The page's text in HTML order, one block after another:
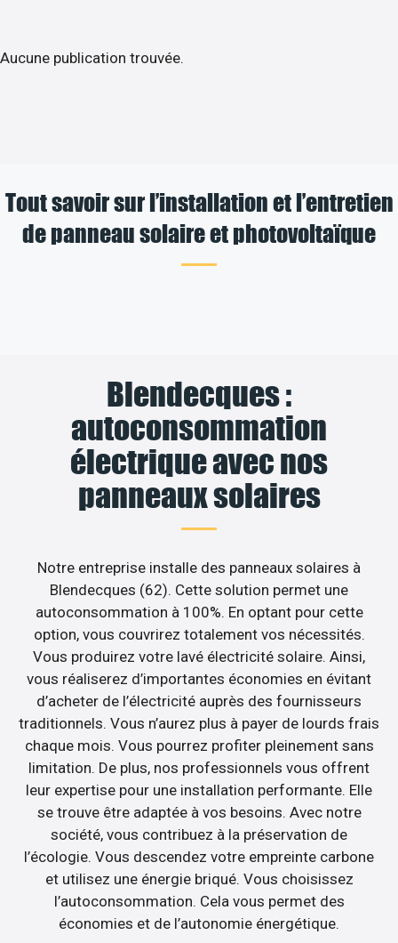
Aucune publication trouvée.
Tout savoir sur l’installation et l’entretien
de panneau solaire et photovoltaïque
Blendecques :
autoconsommation
électrique avec nos
panneaux solaires
Notre entreprise installe des panneaux solaires à
Blendecques (62). Cette solution permet une
autoconsommation à 100%. En optant pour cette
option, vous couvrirez totalement vos nécessités.
Vous produirez votre lavé électricité solaire. Ainsi,
vous réaliserez d’importantes économies en évitant
d’acheter de l’électricité auprès des fournisseurs
traditionnels. Vous n’aurez plus à payer de lourds frais
chaque mois. Vous pourrez profiter pleinement sans
limitation. De plus, nos professionnels vous offrent
leur expertise pour une installation performante. Elle
se trouve être adaptée à vos besoins. Avec notre
société, vous contribuez à la préservation de
l’écologie. Vous descendez votre empreinte carbone
et utilisez une énergie briqué. Vous choisissez
l’autoconsommation. Cela vous permet des
économies et de l’autonomie énergétique.